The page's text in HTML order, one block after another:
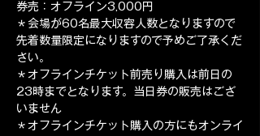
券売：オフライン3,000円
＊会場が60名最大収容人数となりますので
先着数量限定になりますので予めご了承くだ
さい。
＊オフラインチケット前売り購入は前日の
23時までとなります。当日券の販売はござ
いません
＊オフラインチケット購入の方にもオンライ